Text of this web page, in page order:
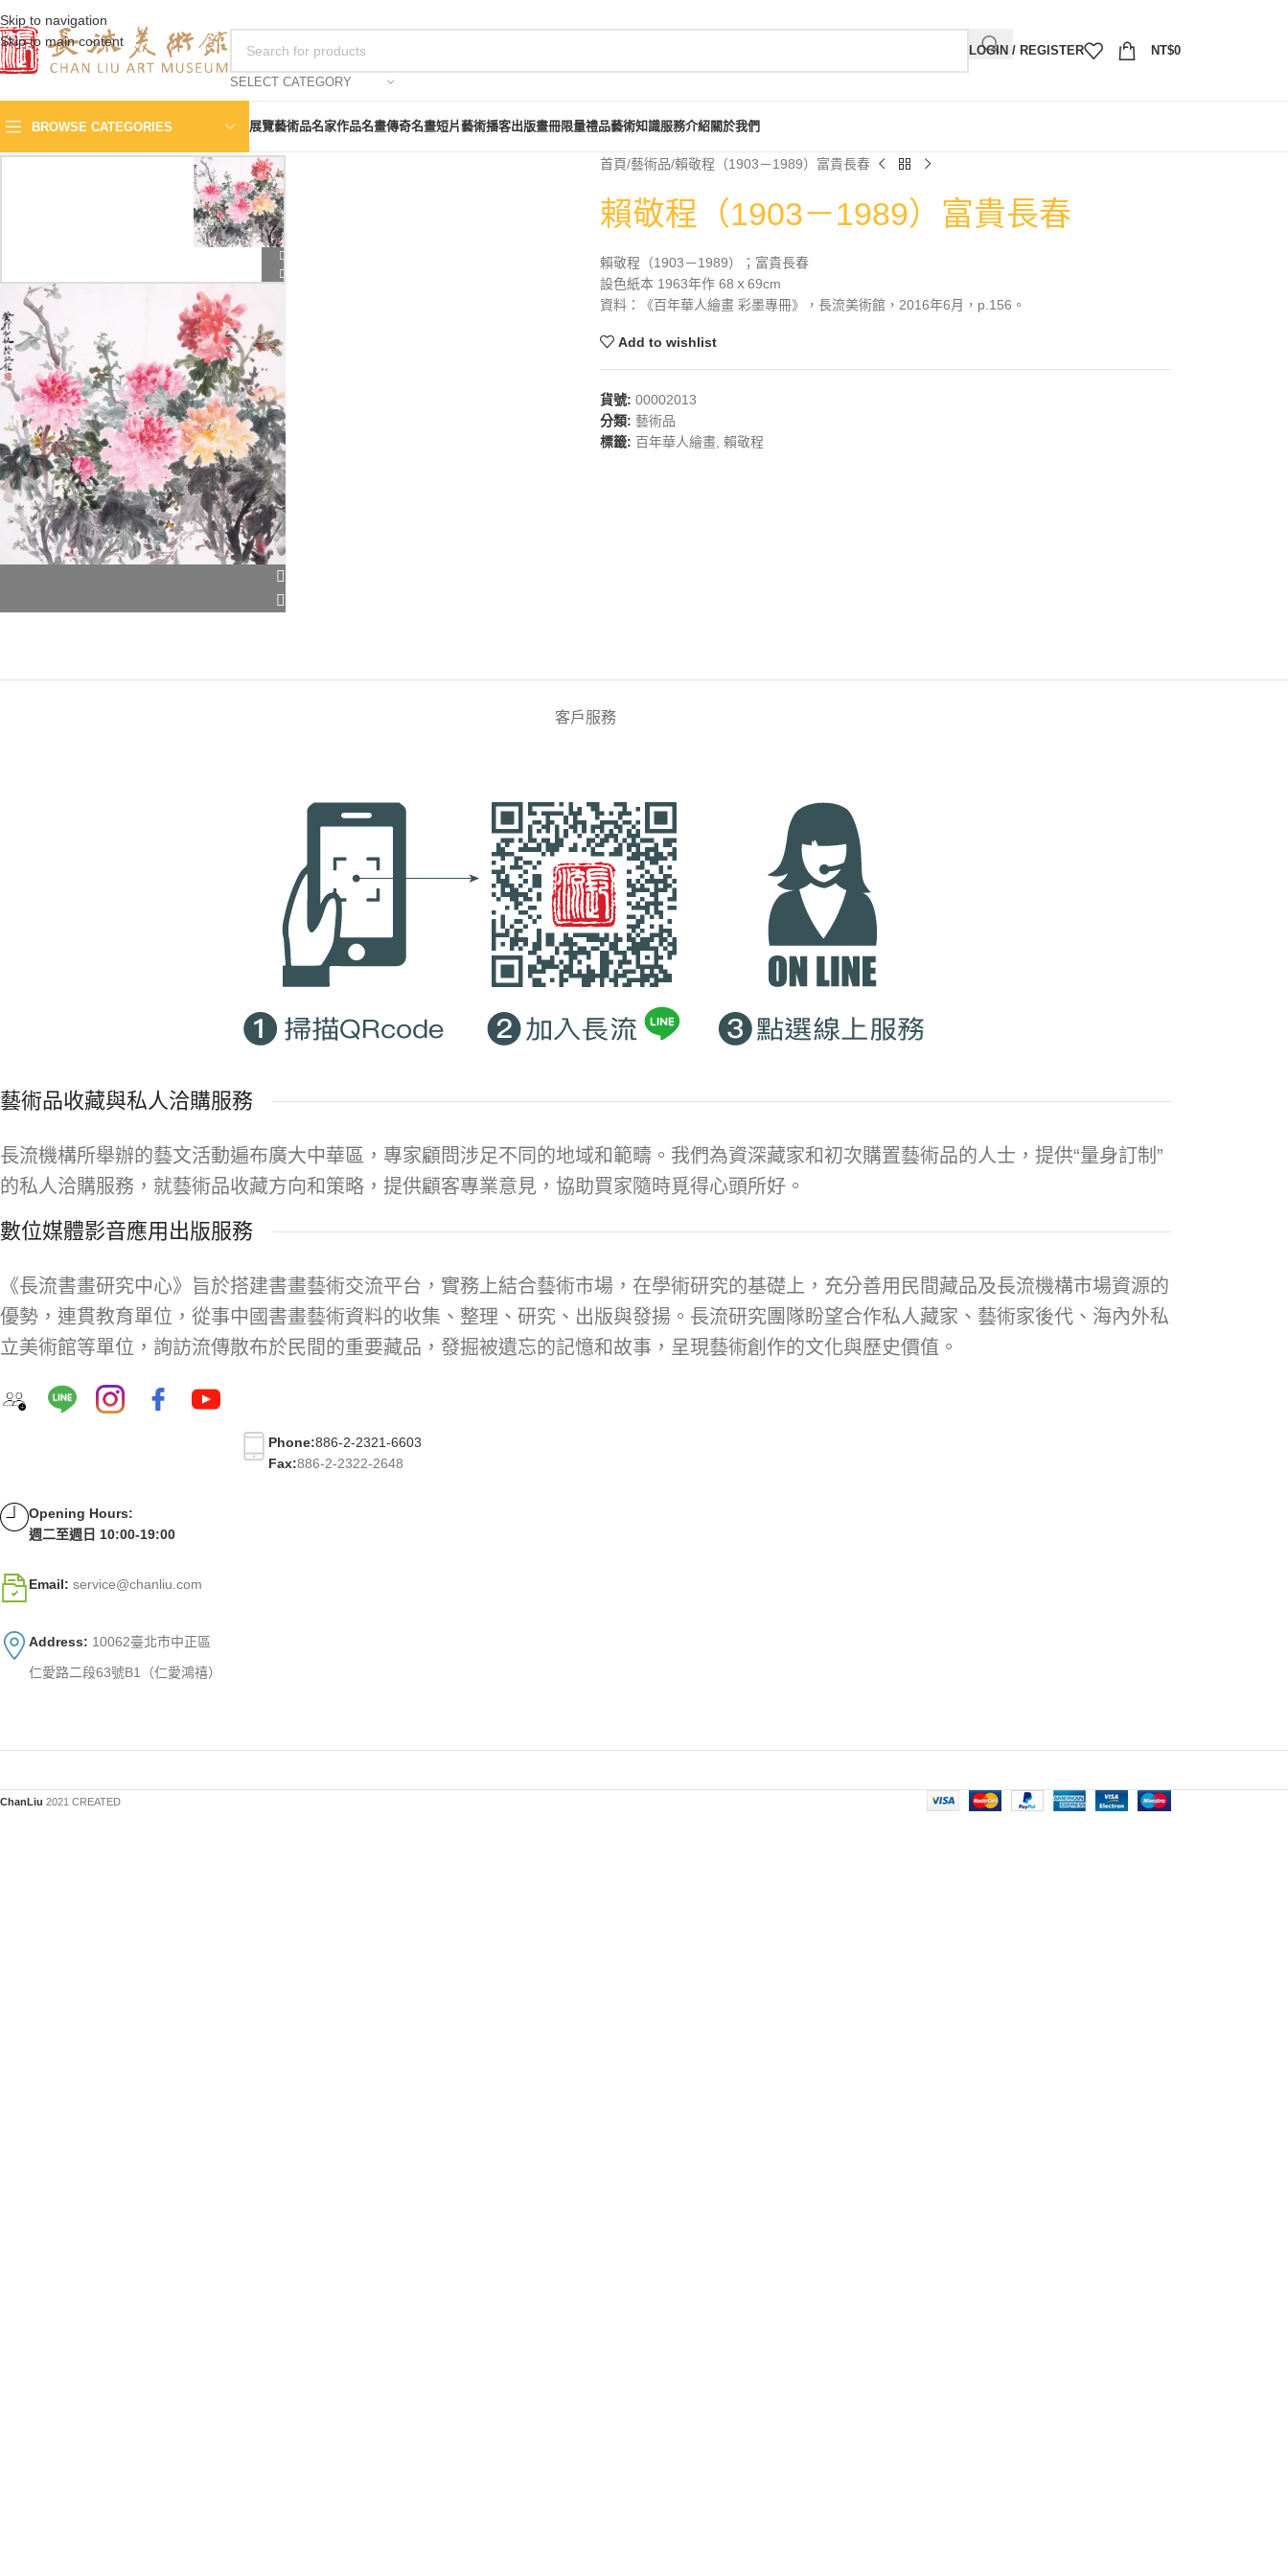
Skip to navigation
Skip to main content
SELECT CATEGORY
LOGIN / REGISTER NT$0
BROWSE CATEGORIES 展覽藝術品名家作品名畫傳奇名畫短片藝術播客出版畫冊限量禮品藝術知識服務介紹關於我們
首頁 藝術品 賴敬程（1903－1989）富貴長春
賴敬程（1903－1989）富貴長春
賴敬程（1903－1989）；富貴長春
設色紙本 1963年作 68ｘ69cm
資料：《百年華人繪畫 彩墨專冊》，長流美術館，2016年6月，p.156。
Add to wishlist
貨號: 00002013
分類: 藝術品
標籤: 百年華人繪畫, 賴敬程
客戶服務
藝術品收藏與私人洽購服務
長流機構所舉辦的藝文活動遍布廣大中華區，專家顧問涉足不同的地域和範疇。我們為資深藏家和初次購置藝術品的人士，提供“量身訂制”
的私人洽購服務，就藝術品收藏方向和策略，提供顧客專業意見，協助買家隨時覓得心頭所好。
數位媒體影音應用出版服務
《長流書畫研究中心》旨於搭建書畫藝術交流平台，實務上結合藝術市場，在學術研究的基礎上，充分善用民間藏品及長流機構市場資源的
優勢，連貫教育單位，從事中國書畫藝術資料的收集、整理、研究、出版與發揚。長流研究團隊盼望合作私人藏家、藝術家後代、海內外私
立美術館等單位，詢訪流傳散布於民間的重要藏品，發掘被遺忘的記憶和故事，呈現藝術創作的文化與歷史價值。
Phone:886-2-2321-6603
Fax:886-2-2322-2648
Opening Hours:
週二至週日 10:00-19:00
Email: service@chanliu.com
Address: 10062臺北市中正區
仁愛路二段63號B1（仁愛鴻禧）
ChanLiu 2021 CREATED